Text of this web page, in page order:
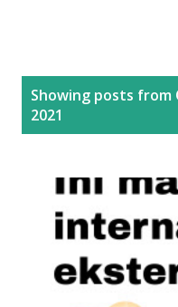
Showing posts from
2021